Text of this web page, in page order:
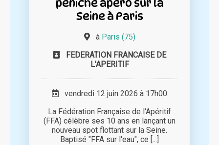
Seine à Paris
à Paris (75)
FEDERATION FRANCAISE DE
L'APERITIF
vendredi 12 juin 2026 à 17h00
La Fédération Française de l'Apéritif
(FFA) célèbre ses 10 ans en lançant un
nouveau spot flottant sur la Seine.
Baptisé "FFA sur l'eau", ce [...]